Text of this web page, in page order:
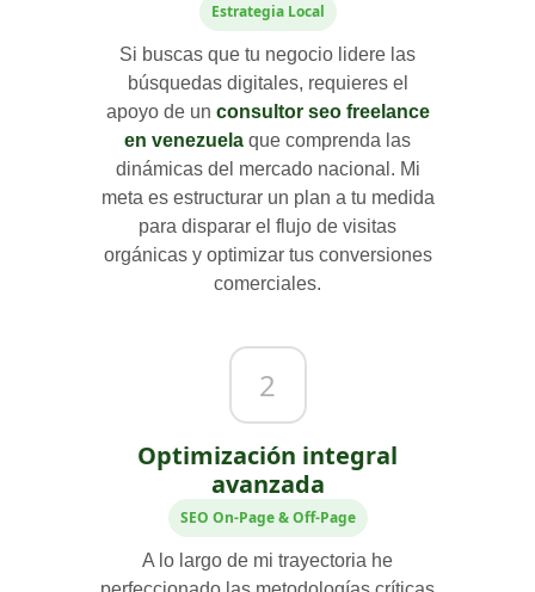
Estrategia Local
Si buscas que tu negocio lidere las
búsquedas digitales, requieres el
apoyo de un consultor seo freelance
en venezuela que comprenda las
dinámicas del mercado nacional. Mi
meta es estructurar un plan a tu medida
para disparar el flujo de visitas
orgánicas y optimizar tus conversiones
comerciales.
2
Optimización integral
avanzada
SEO On-Page & Off-Page
A lo largo de mi trayectoria he